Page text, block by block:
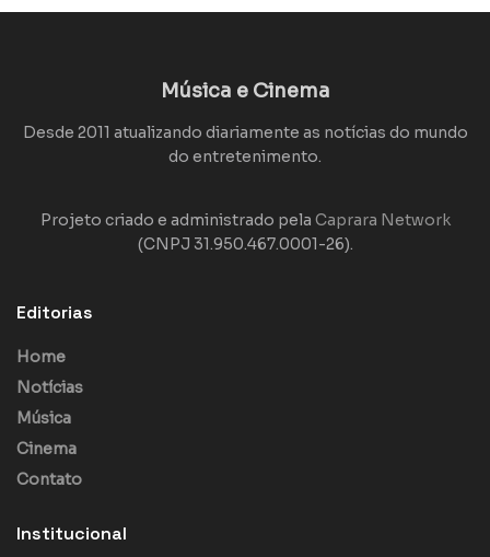
Música e Cinema
Desde 2011 atualizando diariamente as notícias do mundo
do entretenimento.
Projeto criado e administrado pela Caprara Network
(CNPJ 31.950.467.0001-26).
Editorias
Home
Notícias
Música
Cinema
Contato
Institucional